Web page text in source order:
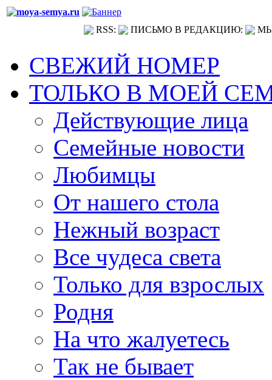
RSS: ПИСЬМО В РЕДАКЦИЮ:
СВЕЖИЙ НОМЕР
ТОЛЬКО В МОЕЙ
Действующие лица
Семейные новости
Любимцы
От нашего стола
Нежный возраст
Все чудеса света
Только для взрослых
Родня
На что жалуетесь
Так не бывает